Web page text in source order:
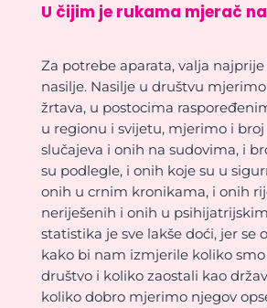
U čijim je rukama mjerač
Za potrebe aparata, valja
nasilje. Nasilje u društvu
žrtava, u postocima
u regionu i svijetu, mjerimo i
slučajeva i onih na sudovima, i
su podlegle, i onih koje su u
onih u crnim kronikama, i onih
neriješenih i onih u
statistika je sve lakše doći, jer se
kako bi nam izmjerile koliko
društvo i koliko zaostali kao
koliko dobro mjerimo njegov